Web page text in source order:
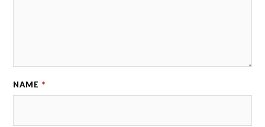
NAME *